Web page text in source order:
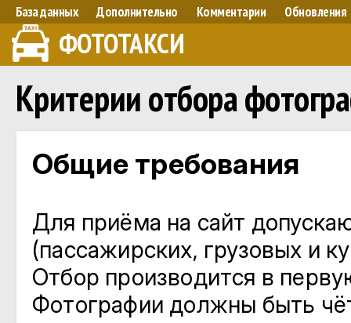
База данных Дополнительно Комментарии Обновления
ФОТОТАКСИ
Критерии отбора
Общие требования
Для приёма на сайт
(пассажирских, грузовых и
Отбор производится в
Фотографии должны быть